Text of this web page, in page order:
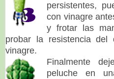
persistentes,
con vinagre
y frotar las
probar la resistencia del
vinagre.
Finalmente
peluche en